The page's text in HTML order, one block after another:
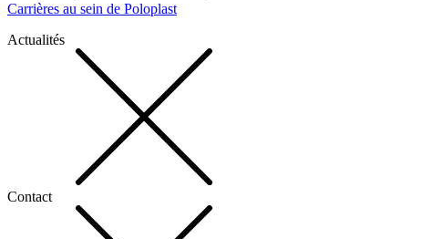
Carrières au sein de Poloplast
Actualités
Contact